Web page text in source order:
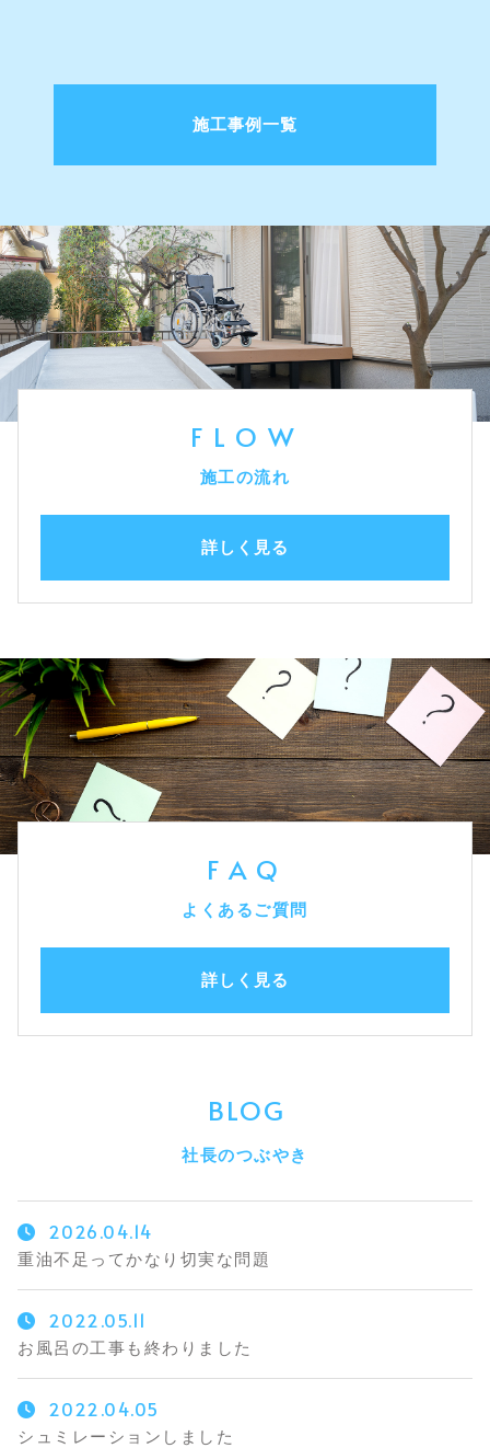
施工事例一覧
FLOW
施工の流れ
詳しく見る
FAQ
よくあるご質問
詳しく見る
BLOG
社長のつぶやき
2026.04.14
重油不足ってかなり切実な問題
2022.05.11
お風呂の工事も終わりました
2022.04.05
シュミレーションしました